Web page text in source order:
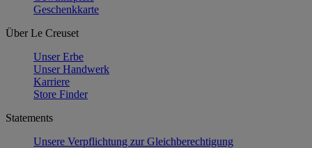
Geschenkkarte
Über Le Creuset
Unser Erbe
Unser Handwerk
Karriere
Store Finder
Statements
Unsere Verpflichtung zur Gleichberechtigung